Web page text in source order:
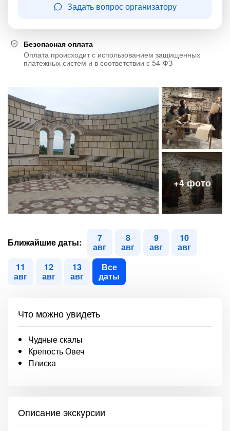
Задать вопрос организатору
Безопасная оплата
Оплата происходит с использованием защищенных
платежных систем и в соответствии с 54-ФЗ
Ближайшие даты: 7
авг
8
авг
9
авг
10
авг
11
авг
12
авг
13
авг
Все
даты
Что можно увидеть
Чудные скалы
Крепость Овеч
Плиска
Описание экскурсии